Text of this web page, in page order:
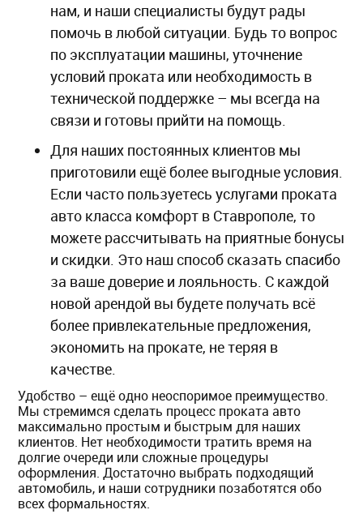
нам, и наши специалисты будут рады
помочь в любой ситуации. Будь то вопрос
по эксплуатации машины, уточнение
условий проката или необходимость в
технической поддержке – мы всегда на
связи и готовы прийти на помощь.
Для наших постоянных клиентов мы
приготовили ещё более выгодные условия.
Если часто пользуетесь услугами проката
авто класса комфорт в Ставрополе, то
можете рассчитывать на приятные бонусы
и скидки. Это наш способ сказать спасибо
за ваше доверие и лояльность. С каждой
новой арендой вы будете получать всё
более привлекательные предложения,
экономить на прокате, не теряя в
качестве.
Удобство – ещё одно неоспоримое преимущество.
Мы стремимся сделать процесс проката авто
максимально простым и быстрым для наших
клиентов. Нет необходимости тратить время на
долгие очереди или сложные процедуры
оформления. Достаточно выбрать подходящий
автомобиль, и наши сотрудники позаботятся обо
всех формальностях.